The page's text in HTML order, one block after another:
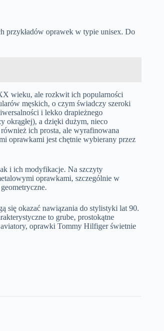
przykładów oprawek w typie unisex. Do
wieku, ale rozkwit ich popularności
męskich, o czym świadczy szeroki
i lekko drapieżnego
okrągłej), a dzięki dużym, nieco
ich prosta, ale wyrafinowana
oprawkami jest chętnie wybierany przez
i ich modyfikacje. Na szczyty
oprawkami, szczególnie w
się okazać nawiązania do stylistyki lat 90.
to grube, prostokątne
oprawki Tommy Hilfigerświetnie